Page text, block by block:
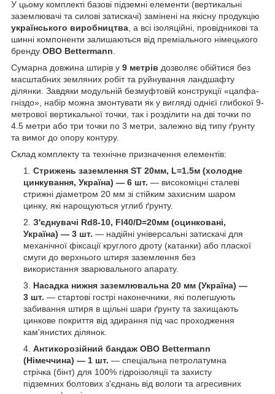
У цьому комплекті базові підземні елементи (вертикальні
заземлювачі та силові затискачі) замінені на якісну продукцію
українського виробництва , а всі ізоляційні, провідникові та
шинні компоненти залишаються від преміального німецького
бренду OBO Bettermann
Сумарна довжина штирів у 9 метрів дозволяє обійтися без
масштабних земляних робіт та руйнування ландшафту
ділянки. Завдяки модульній безмуфтовій конструкції «цапфа-
гніздо», набір можна змонтувати як у вигляді однієї глибокої 9-
метрової вертикальної точки, так і розділити на дві точки по
4.5 метри або три точки по 3 метри, залежно від типу ґрунту
та вимог до опору контуру.
Склад комплекту та технічне призначення елементів:
Стрижень заземлення ST 20мм, L=1.5м (холодне
цинкування, Україна) — 6 шт. — високоміцні сталеві
стрижні діаметром 20 мм зі стійким захисним шаром
цинку, які нарощуються углиб ґрунту.
З'єднувачі Rd8-10, Fl40/D=20мм (оцинковані,
Україна) — 3 шт. — надійні універсальні затискачі для
механічної фіксації круглого дроту (катанки) або пласкої
смуги до верхнього штиря заземлення без
використання зварювального апарату.
Насадка нижня заземлювальна 20 мм (Україна) —
3 шт. — стартові гострі наконечники, які полегшують
забивання штиря в щільні шари ґрунту та захищають
цинкове покриття від здирання під час проходження
кам'янистих ділянок.
Антикорозійний бандаж OBO Bettermann
(Німеччина) — 1 шт. — спеціальна петролатумна
стрічка (бінт) для 100% гідроізоляції та захисту
підземних болтових з'єднань від вологи та агресивних